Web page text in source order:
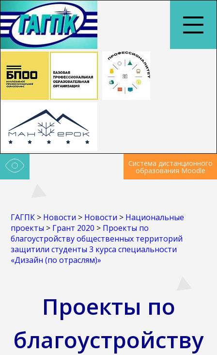
Система дистанционного
образования Moodle
ГАГПК > Новости > Новости > Национальные
проекты > Грант 2020 > Проекты по
благоустройству общественных территорий
защитили студенты 3 курса специальности
«Дизайн (по отраслям)»
Проекты по
благоустройству